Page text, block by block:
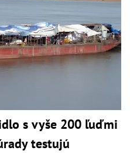
s vyše 200 ľuďmi
testujú